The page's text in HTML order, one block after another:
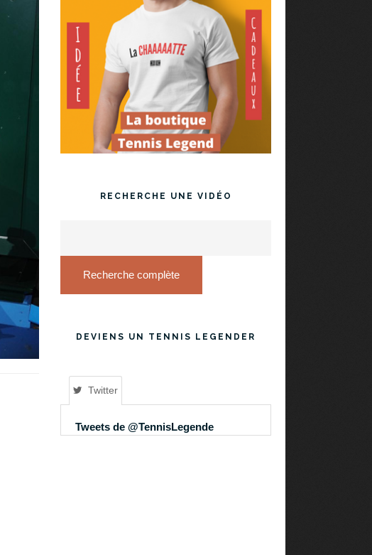
RECHERCHE UNE VIDÉO
Recherche complète
DEVIENS UN TENNIS LEGENDER
Twitter
Tweets de @TennisLegende